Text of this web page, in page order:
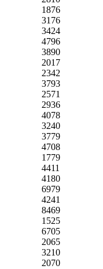
1876
3176
3424
4796
3890
2017
2342
3793
2571
2936
4078
3240
3779
4708
1779
4411
4180
6979
4241
8469
1525
6705
2065
3210
2070